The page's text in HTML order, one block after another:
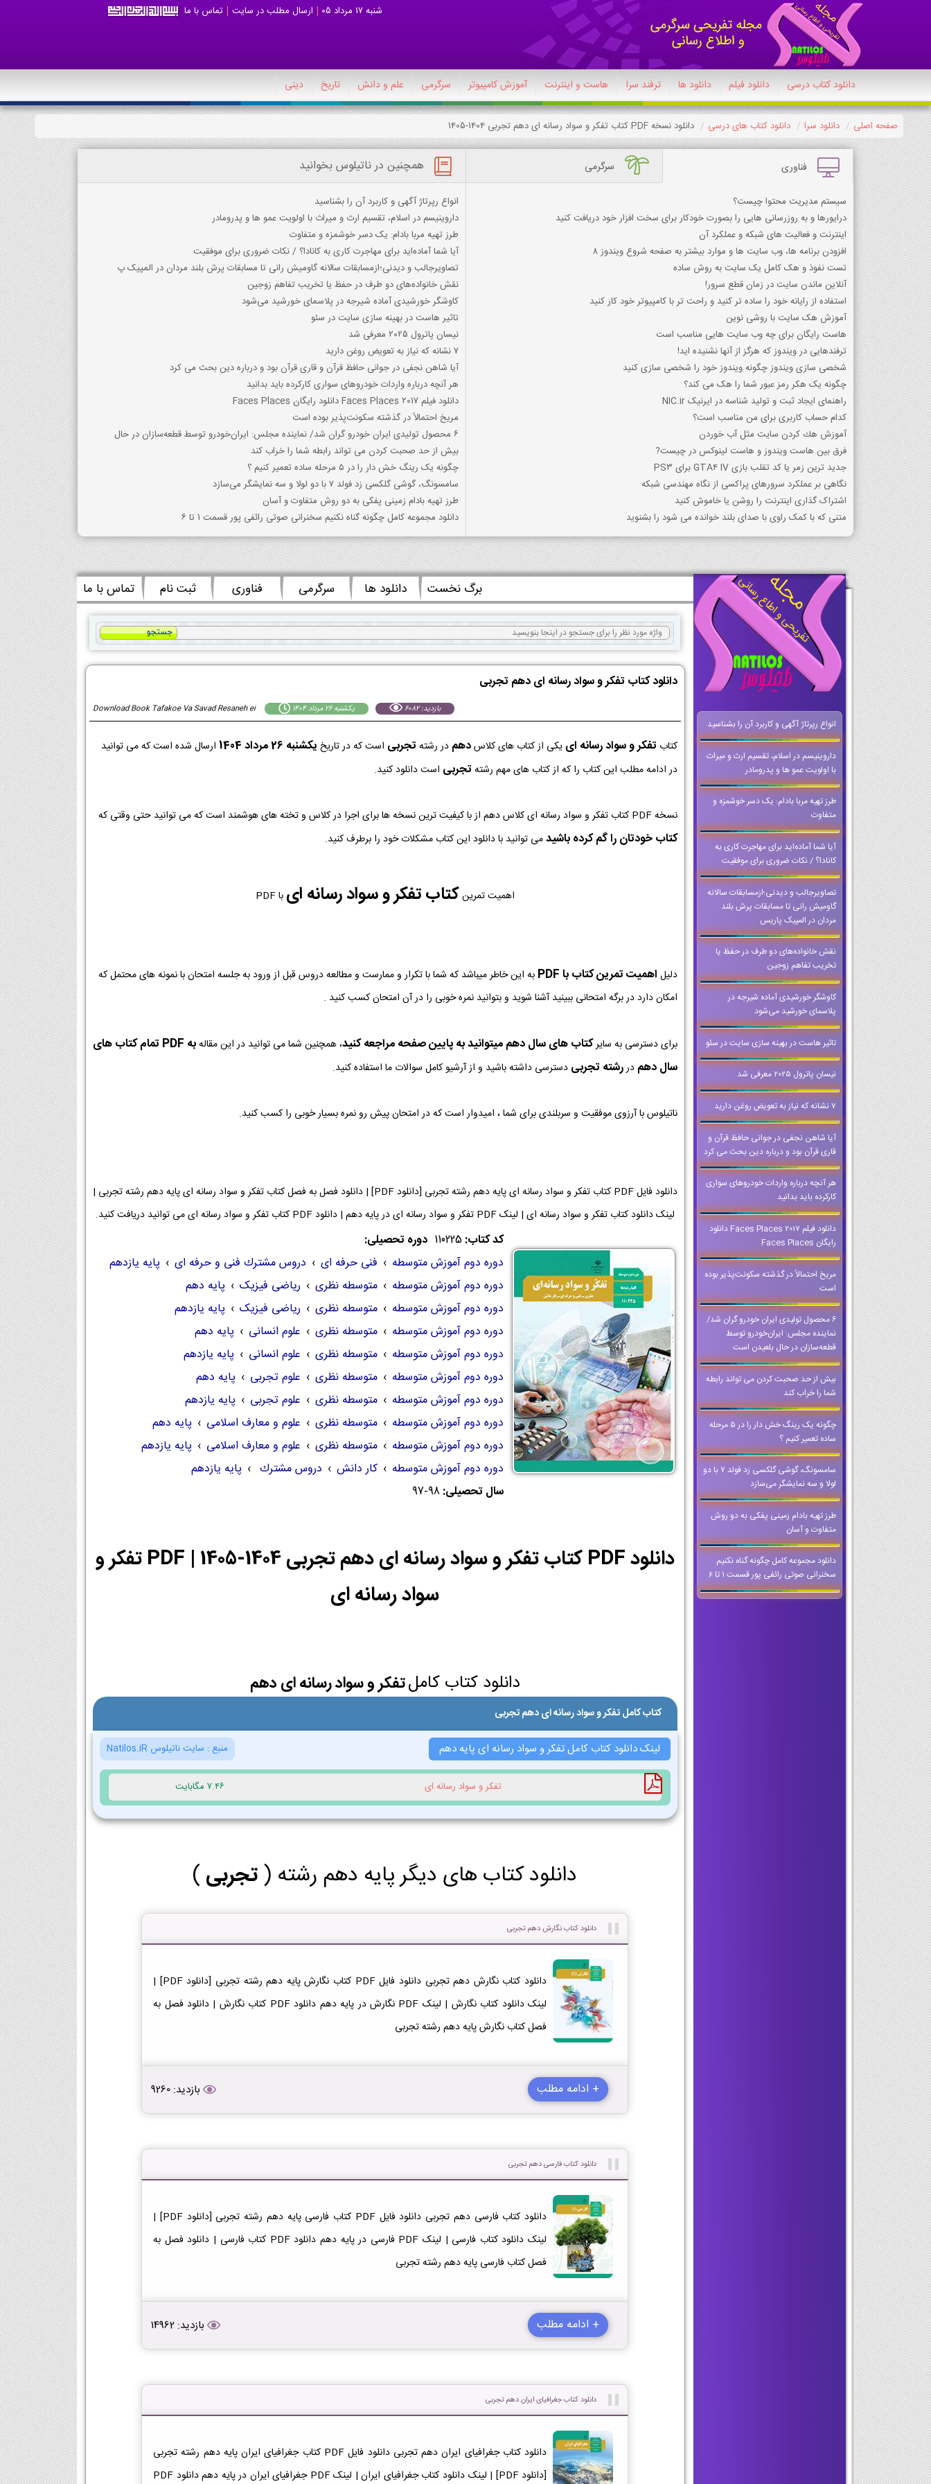
شنبه 17 مرداد 05 ارسال مطلب در سایت تماس با ما
دانلود کتاب درسی دانلود فیلم دانلود ها ترفند سرا هاست و اینترنت آموزش کامپیوتر سرگرمی علم و دانش تاریخ دینی
صفحه اصلی دانلود سرا دانلود کتاب های درسی دانلود نسخه PDF کتاب تفکر و سواد رسانه ای دهم تجربی 1404-1405
فناوری سرگرمی
سیستم مدیریت محتوا چیست؟
درایورها و به روزرسانی هایی را بصورت خودکار برای سخت افزار خود دریافت کنید
اینترنت و فعالیت های شبکه و عملکرد آن
افزودن برنامه ها، وب سایت ها و موارد بیشتر به صفحه شروع ویندوز 8
تست نفوذ و هک کامل یک سایت به روش ساده
آنلاین ماندن سایت در زمان قطع سرور!
استفاده از رایانه خود را ساده تر کنید و راحت تر با کامپیوتر خود کار کنید
آموزش هک سایت با روشی نوین
هاست رایگان برای چه وب سایت هایی مناسب است
ترفندهایی در ویندوز که هرگز از آنها نشنیده اید!
شخصی سازی ویندوز چگونه ویندوز خود را شخصی سازی کنید
چگونه یک هکر رمز عبور شما را هک می کند؟
راهنمای ایجاد ثبت و تولید شناسه در ایرنیک NIC.ir
کدام حساب کاربری برای من مناسب است؟
آموزش هك كردن سايت مثل آب خوردن
فرق بین هاست ویندوز و هاست لینوکس در چیست?
جدید ترین زمر یا کد تقلب بازی GTA4 IV برای PS3
نگاهی بر عملکرد سرورهای پراکسی از نگاه مهندسی شبکه
اشتراک گذاری اینترنت را روشن یا خاموش کنید
متنی که با کمک راوی با صدای بلند خوانده می شود را بشنوید
همچنین در ناتیلوس بخوانید
انواع رپرتاژ آگهی و کاربرد آن را بشناسید
داروینیسم در اسلام، تقسیم ارث و میراث با اولويت عمو ها و پدرومادر
طرز تهیه مربا بادام: یک دسر خوشمزه و متفاوت
آیا شما آماده‌اید برای مهاجرت کاری به کانادا؟ / نکات ضروری برای موفقیت
تصاویرجالب و دیدنی؛ازمسابقات سالانه گاومیش رانی تا مسابقات پرش بلند مردان در المپیک پ
نقش خانواده‌های دو طرف در حفظ یا تخریب تفاهم زوجین
کاوشگر خورشیدی آماده شیرجه در پلاسمای خورشید می‌شود
تاثیر هاست در بهینه سازی سایت در سئو
نیسان پاترول 2025 معرفی شد
7 نشانه که نیاز به تعویض روغن دارید
آیا شاهن نجفی در جوانی حافظ قرآن و قاری قرآن بود و درباره دین بحث می کرد
هر آنچه درباره واردات خودروهای سواری کارکرده باید بدانید
دانلود فیلم Faces Places 2017 دانلود رایگان Faces Places
مریخ احتمالاً در گذشته سکونت‌پذیر بوده است
۶ محصول تولیدی ایران خودرو گران شد/ نماینده مجلس: ایران‌خودرو توسط قطعه‌سازان در حال
بیش از حد صحبت کردن می تواند رابطه شما را خراب کند
چگونه یک رینگ خش دار را در ۵ مرحله ساده تعمیر کنیم ؟
سامسونگ، گوشی گلکسی زد فولد ۷ با دو لولا و سه نمایشگر می‌سازد
طرز تهیه بادام زمینی پفکی به دو روش متفاوت و آسان
دانلود مجموعه کامل چگونه گناه نکنیم سخنرانی صوتی رائفی پور قسمت 1 تا 6
انواع رپرتاژ آگهی و کاربرد آن را بشناسید
داروینیسم در اسلام، تقسیم ارث و میراث
با اولويت عمو ها و پدرومادر
طرز تهیه مربا بادام: یک دسر خوشمزه و
متفاوت
آیا شما آماده‌اید برای مهاجرت کاری به
کانادا؟ / نکات ضروری برای موفقیت
تصاویرجالب و دیدنی؛ازمسابقات سالانه
گاومیش رانی تا مسابقات پرش بلند
مردان در المپیک پاریس
نقش خانواده‌های دو طرف در حفظ یا
تخریب تفاهم زوجین
کاوشگر خورشیدی آماده شیرجه در
پلاسمای خورشید می‌شود
تاثیر هاست در بهینه سازی سایت در سئو
نیسان پاترول 2025 معرفی شد
7 نشانه که نیاز به تعویض روغن دارید
آیا شاهن نجفی در جوانی حافظ قرآن و
قاری قرآن بود و درباره دین بحث می کرد
هر آنچه درباره واردات خودروهای سواری
کارکرده باید بدانید
دانلود فیلم Faces Places 2017 دانلود
رایگان Faces Places
مریخ احتمالاً در گذشته سکونت‌پذیر بوده
است
۶ محصول تولیدی ایران خودرو گران شد/
نماینده مجلس: ایران‌خودرو توسط
قطعه‌سازان در حال بلعیدن است
بیش از حد صحبت کردن می تواند رابطه
شما را خراب کند
چگونه یک رینگ خش دار را در ۵ مرحله
ساده تعمیر کنیم ؟
سامسونگ، گوشی گلکسی زد فولد ۷ با دو
لولا و سه نمایشگر می‌سازد
طرز تهیه بادام زمینی پفکی به دو روش
متفاوت و آسان
دانلود مجموعه کامل چگونه گناه نکنیم
سخنرانی صوتی رائفی پور قسمت 1 تا 6
برگ نخست دانلود ها سرگرمی فناوری ثبت نام تماس با ما
دانلود کتاب تفکر و سواد رسانه ای دهم تجربی
Download Book Tafakoe Va Savad Resaneh ei يكشنبه 26 مرداد 1404 بازدید: 6082
کتاب تفکر و سواد رسانه ای یکی از کتاب های کلاسدهم در رشته تجربی است که در تاریخ يكشنبه 26 مرداد 1404
ارسال شده است که می توانید
در ادامه مطلب این کتاب را که از کتاب های مهم رشته تجربی است دانلود کنید.
نسخه PDF کتاب تفکر و سواد رسانه ای کلاس دهم از با کیفیت ترین نسخه ها برای اجرا در کلاس و تخته های هوشمند است که می توانید حتی وقتی که
کتاب خودتان را گم کرده باشیدمی توانید با دانلود این کتاب مشکلات خود را برطرف کنید.
اهمیت تمرینکتاب تفکر و سواد رسانه ای با PDF
دلیل اهمیت تمرین کتاب با PDF
به این خاطر میباشد که شما با تکرار و ممارست و مطالعه دروس قبل از ورود به جلسه امتحان با نمونه های محتمل که
امکان دارد در برگه امتحانی ببینید آشنا شوید و بتوانید نمره خوبی را در آن امتحان کسب کنید .
برای دسترسی به سایرکتاب های سال دهم میتوانید به پایین صفحه مراجعه کنید، همچنین شما می توانید در این مقاله
به PDF تمام کتاب های
سال دهم دررشته تجربی دسترسی داشته باشید و از آرشیو کامل سوالات ما استفاده کنید.
ناتیلوس با آرزوی موفقیت و سربلندی برای شما ، امیدوار است که در امتحان پیش رو نمره بسیار خوبی را کسب کنید.
دانلود فایل PDF کتاب تفکر و سواد رسانه ای پایه دهم رشته تجربی [دانلود PDF] | دانلود فصل به فصل کتاب تفکر و سواد رسانه ای پایه دهم رشته تجربی |
لینک دانلود کتاب تفکر و سواد رسانه ای | لینک PDF تفکر و سواد رسانه ای در پایه دهم | دانلود PDF کتاب تفکر و سواد رسانه ای می توانید دریافت کنید.
کد کتاب: 110225 دوره تحصیلی:
دوره دوم آموزش متوسطه › فنی حرفه ای › دروس مشترك فنی و حرفه ای › پایه یازدهم
دوره دوم آموزش متوسطه › متوسطه نظری › ریاضی فیزیک › پایه دهم
دوره دوم آموزش متوسطه › متوسطه نظری › ریاضی فیزیک › پایه یازدهم
دوره دوم آموزش متوسطه › متوسطه نظری › علوم انسانی › پایه دهم
دوره دوم آموزش متوسطه › متوسطه نظری › علوم انسانی › پایه یازدهم
دوره دوم آموزش متوسطه › متوسطه نظری › علوم تجربی › پایه دهم
دوره دوم آموزش متوسطه › متوسطه نظری › علوم تجربی › پایه یازدهم
دوره دوم آموزش متوسطه › متوسطه نظری › علوم و معارف اسلامی › پایه دهم
دوره دوم آموزش متوسطه › متوسطه نظری › علوم و معارف اسلامی › پایه یازدهم
دوره دوم آموزش متوسطه › کار دانش › دروس مشترك › پایه یازدهم
سال تحصیلی:97-98
دانلود PDF کتاب تفکر و سواد رسانه ای دهم تجربی 1404-1405 | PDF تفکر و
سواد رسانه ای
دانلود کتاب کاملتفکر و سواد رسانه ای دهم
کتاب کامل تفکر و سواد رسانه ای دهم تجربی
لینک دانلود کتاب کامل تفکر و سواد رسانه ای پایه دهم منبع : سایت ناتیلوس Natilos.iR
تفکر و سواد رسانه ای 7.46 مگابایت
دانلود کتاب های دیگر پایه دهم رشته (تجربی )
دانلود کتاب نگارش دهم تجربی
دانلود کتاب نگارش دهم تجربی دانلود فایل PDF کتاب نگارش پایه دهم رشته تجربی [دانلود PDF] |
لینک دانلود کتاب نگارش | لینک PDF نگارش در پایه دهم دانلود PDF کتاب نگارش | دانلود فصل به
فصل کتاب نگارش پایه دهم رشته تجربی
+ ادامه مطلب بازدید: 9260
دانلود کتاب فارسی دهم تجربی
دانلود کتاب فارسی دهم تجربی دانلود فایل PDF کتاب فارسی پایه دهم رشته تجربی [دانلود PDF] |
لینک دانلود کتاب فارسی | لینک PDF فارسی در پایه دهم دانلود PDF کتاب فارسی | دانلود فصل به
فصل کتاب فارسی پایه دهم رشته تجربی
+ ادامه مطلب بازدید: 14962
دانلود کتاب جغرافیای ایران دهم تجربی
دانلود کتاب جغرافیای ایران دهم تجربی دانلود فایل PDF کتاب جغرافیای ایران پایه دهم رشته تجربی
[دانلود PDF] | لینک دانلود کتاب جغرافیای ایران | لینک PDF جغرافیای ایران در پایه دهم دانلود PDF